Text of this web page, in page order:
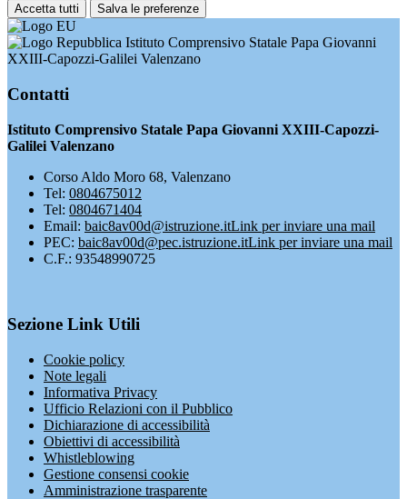
Accetta tutti Salva le preferenze
Istituto Comprensivo Statale Papa Giovanni
XXIII-Capozzi-Galilei Valenzano
Contatti
Istituto Comprensivo Statale Papa Giovanni XXIII-Capozzi-
Galilei Valenzano
Corso Aldo Moro 68, Valenzano
Tel: 0804675012
Tel: 0804671404
Email: baic8av00d@istruzione.itLink per inviare una mail
PEC: baic8av00d@pec.istruzione.itLink per inviare una mail
C.F.: 93548990725
Sezione Link Utili
Cookie policy
Note legali
Informativa Privacy
Ufficio Relazioni con il Pubblico
Dichiarazione di accessibilità
Obiettivi di accessibilità
Whistleblowing
Gestione consensi cookie
Amministrazione trasparente